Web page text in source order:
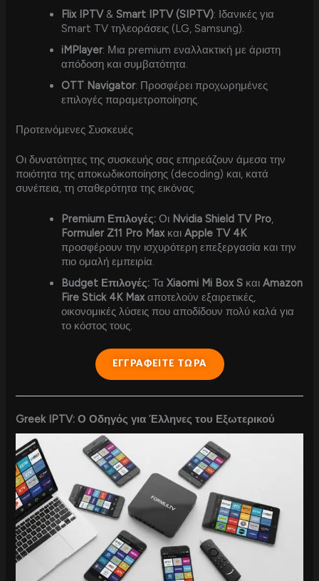
Flix IPTV&Smart IPTV (SIPTV): Ιδανικές για
Smart TV τηλεοράσεις (LG, Samsung).
iMPlayer: Μια premium εναλλακτική με άριστη
απόδοση και συμβατότητα.
OTT Navigator: Προσφέρει προχωρημένες
επιλογές παραμετροποίησης.
Προτεινόμενες Συσκευές
Οι δυνατότητες της συσκευής σας επηρεάζουν άμεσα την
ποιότητα της αποκωδικοποίησης (decoding) και, κατά
συνέπεια, τη σταθερότητα της εικόνας.
Premium Επιλογές: Οι Nvidia Shield TV Pro,
Formuler Z11 Pro MaxκαιApple TV 4K
προσφέρουν την ισχυρότερη επεξεργασία και την
πιο ομαλή εμπειρία.
Budget Επιλογές: ΤαXiaomi Mi Box S καιAmazon
Fire Stick 4K Maxαποτελούν εξαιρετικές,
οικονομικές λύσεις που αποδίδουν πολύ καλά για
το κόστος τους.
ΕΓΓΡΑΦΕΙΤΕ ΤΩΡΑ
Greek IPTV: Ο Οδηγός για Έλληνες του Εξωτερικού